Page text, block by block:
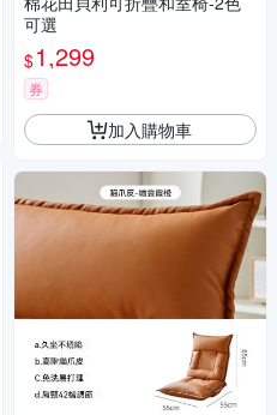
可選
$1,299
券
加入購物車